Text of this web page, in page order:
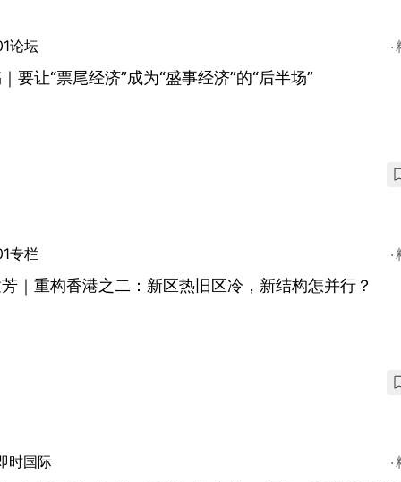
论坛
要让“票尾经济”成为“盛事经济”的“后半场”
专栏
｜重构香港之二：新区热旧区冷，新结构怎并行？
时国际